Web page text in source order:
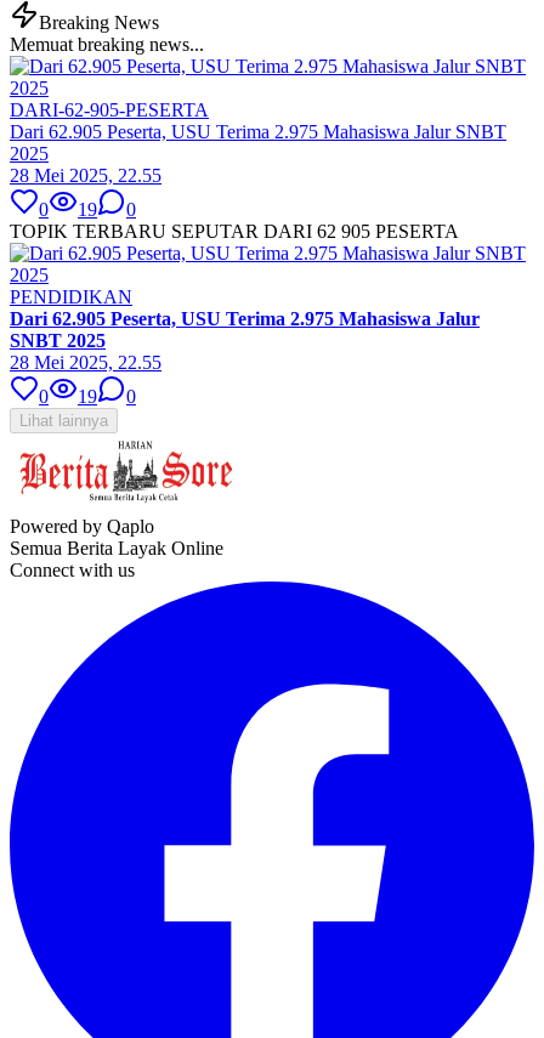
Breaking News
Memuat breaking news...
DARI-62-905-PESERTA
Dari 62.905 Peserta, USU Terima 2.975 Mahasiswa Jalur SNBT
2025
28 Mei 2025, 22.55
0
19
0
TOPIK TERBARU SEPUTAR DARI 62 905 PESERTA
PENDIDIKAN
Dari 62.905 Peserta, USU Terima 2.975 Mahasiswa Jalur
SNBT 2025
28 Mei 2025, 22.55
0
19 0
Lihat lainnya
Powered by Qaplo
Semua Berita Layak Online
Connect with us